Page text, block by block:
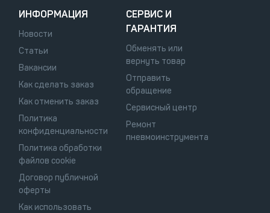
ИНФОРМАЦИЯ
Новости
Статьи
Вакансии
Как сделать заказ
Как отменить заказ
Политика
конфиденциальности
Политика обработки
файлов cookie
Договор публичной
оферты
Как использовать
СЕРВИС И
ГАРАНТИЯ
Обменять или
вернуть товар
Отправить
обращение
Сервисный центр
Ремонт
пневмоинструмента